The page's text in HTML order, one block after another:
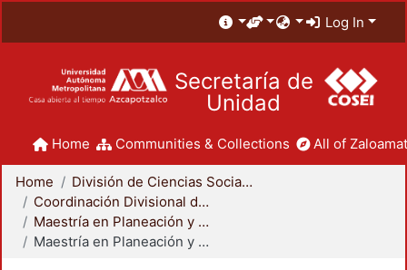
Log In
Secretaría de
Unidad
Home Communities & Collections All of
Home
División de Ciencias Sociales y Humanidades
Coordinación Divisional de Posgrado
Maestría en Planeación y Políticas Metropolitanas
Maestría en Planeación y Políticas Metropolitanas